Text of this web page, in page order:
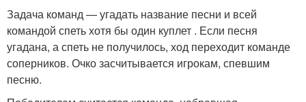
Задача команд — угадать название песни и всей
командой спеть хотя бы один куплет . Если песня
угадана, а спеть не получилось, ход переходит команде
соперников. Очко засчитывается игрокам, спевшим
песню.